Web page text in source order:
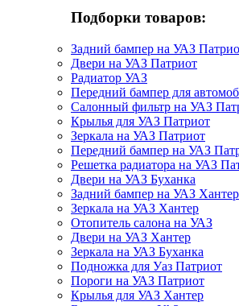
Подборки товаров:
Задний бампер на УАЗ
Двери на УАЗ Патриот
Радиатор УАЗ
Передний бампер для
Салонный фильтр на УАЗ
Крылья для УАЗ Патриот
Зеркала на УАЗ Патриот
Передний бампер на УАЗ
Решетка радиатора на УАЗ
Двери на УАЗ Буханка
Задний бампер на УАЗ Хантер
Зеркала на УАЗ Хантер
Отопитель салона на УАЗ
Двери на УАЗ Хантер
Зеркала на УАЗ Буханка
Подножка для Уаз Патриот
Пороги на УАЗ Патриот
Крылья для УАЗ Хантер